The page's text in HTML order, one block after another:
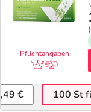
Pflichtangaben
€ 100 St